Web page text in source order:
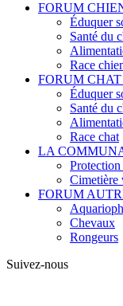
FORUM
Éduquer
Santé du
Race
FORUM CHAT
Éduquer
Santé du
Race chat
LA
Cimetière
FORUM
Chevaux
Rongeurs
Suivez-nous